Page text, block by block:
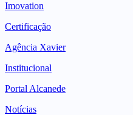
Imovation
Certificação
Agência Xavier
Institucional
Portal Alcanede
Notícias